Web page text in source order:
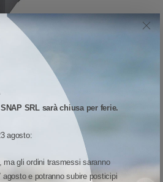
SRL sarà chiusa per ferie.
agosto:
ma gli ordini trasmessi saranno
e potranno subire posticipi
termico TSC TC300
ad uso generico. Stampa a
di stampa:
Quick View